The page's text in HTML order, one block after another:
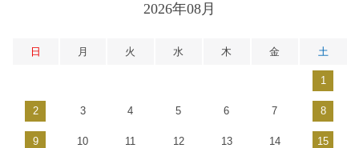
2026年08月
日 月 火 水 木 金 土
1
2 3 4 5 6 7 8
9 10 11 12 13 14 15